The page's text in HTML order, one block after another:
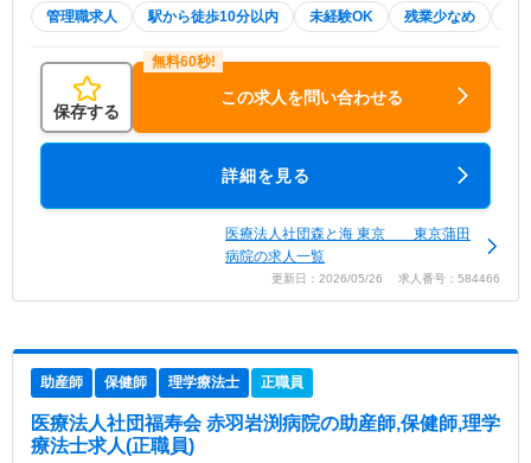
管理職求人 駅から徒歩10分以内 未経験OK 残業少なめ
保存する
この求人を問い合わせる
詳細を見る
医療法人社団森と海 東京 東京蒲田
病院の求人一覧
更新日：2026/05/26 求人番号：584466
助産師 保健師 理学療法士 正職員
医療法人社団福寿会 赤羽岩渕病院の助産師,保健師,理学
療法士求人(正職員)